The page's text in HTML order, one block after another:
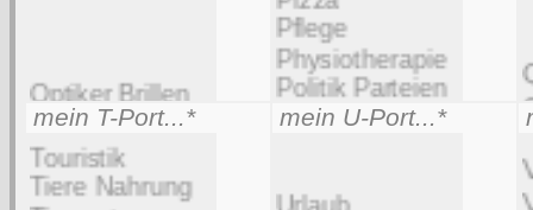
mein T-Port...* mein U-Port...*